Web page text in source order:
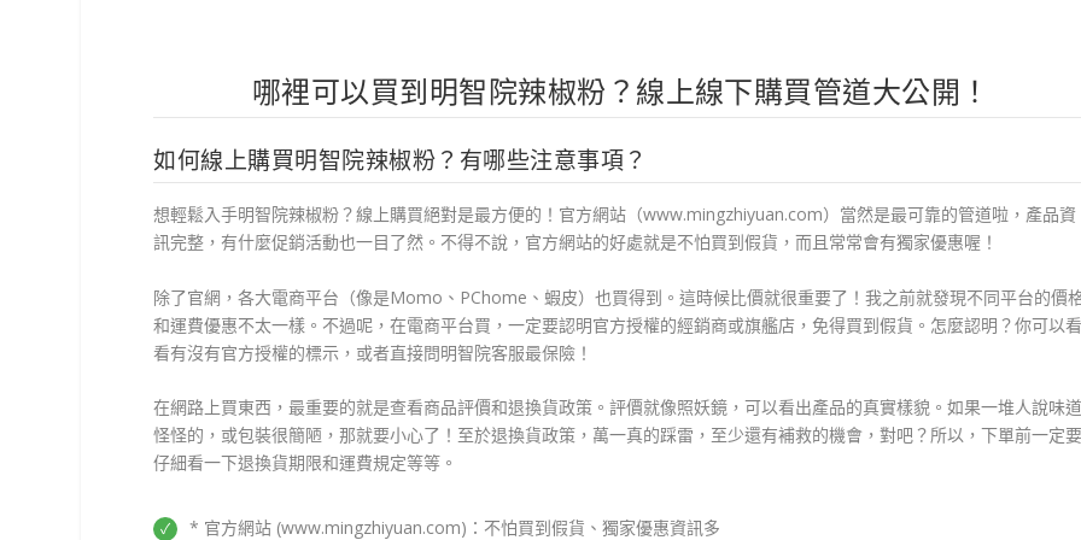
哪裡可以買到明智院辣椒粉？線上線下購買管道大公開！
如何線上購買明智院辣椒粉？有哪些注意事項？
想輕鬆入手明智院辣椒粉？線上購買絕對是最方便的！官方網站（www.mingzhiyuan.com）當然是最可靠的管道啦，產品資
訊完整，有什麼促銷活動也一目了然。不得不說，官方網站的好處就是不怕買到假貨，而且常常會有獨家優惠喔！
除了官網，各大電商平台（像是Momo、PChome、蝦皮）也買得到。這時候比價就很重要了！我之前就發現不同平台的價
和運費優惠不太一樣。不過呢，在電商平台買，一定要認明官方授權的經銷商或旗艦店，免得買到假貨。怎麼認明？你可以看
看有沒有官方授權的標示，或者直接問明智院客服最保險！
在網路上買東西，最重要的就是查看商品評價和退換貨政策。評價就像照妖鏡，可以看出產品的真實樣貌。如果一堆人說味道
怪怪的，或包裝很簡陋，那就要小心了！至於退換貨政策，萬一真的踩雷，至少還有補救的機會，對吧？所以，下單前一定要
仔細看一下退換貨期限和運費規定等等。
* 官方網站 (www.mingzhiyuan.com)：不怕買到假貨、獨家優惠資訊多